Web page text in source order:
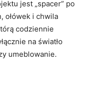
jest „spacer” po
ołówek i chwila
codziennie
na światło
umeblowanie.